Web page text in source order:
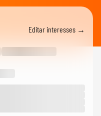
Editar interesses →